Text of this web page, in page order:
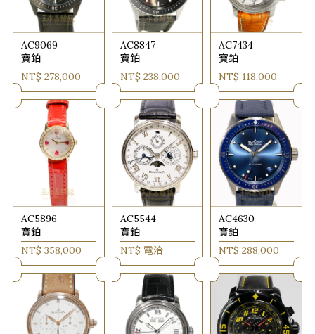
AC9069
寶鉑
NT$ 278,000
AC8847
寶鉑
NT$ 238,000
AC7434
寶鉑
NT$ 118,000
AC5896
寶鉑
NT$ 358,000
AC5544
寶鉑
NT$ 電洽
AC4630
寶鉑
NT$ 288,000